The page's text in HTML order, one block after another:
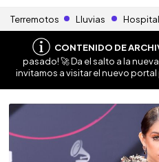
Terremotos Lluvias
CONTENIDO DE
pasado! 🚀 Da el salto a la
invitamos a visitar el nuevo